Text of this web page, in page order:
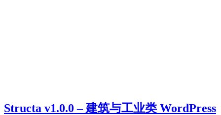
Structa v1.0.0 – 建筑与工业类 WordPress